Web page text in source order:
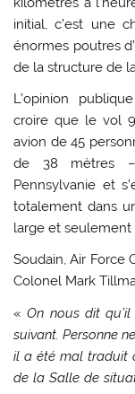
initial, c’est une
énormes poutres
de la structure de
L’opinion
croire que le vol
avion de 45
de 38 mètres
Pennsylvanie et
totalement dans
large et
Soudain, Air Force
Colonel Mark
«On nous dit
suivant. Personne
il a été mal traduit
de la Salle de